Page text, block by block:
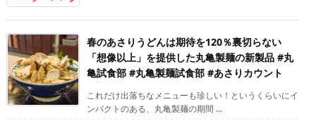
春のあさりうどんは期待を120％裏切らない
「想像以上」を提供した丸亀製麺の新製品 #丸
亀試食部 #丸亀製麺試食部 #あさりカウント
これだけ出落ちなメニューも珍しい！というくらいにイ
ンパクトのある、丸亀製麺の期間 ...